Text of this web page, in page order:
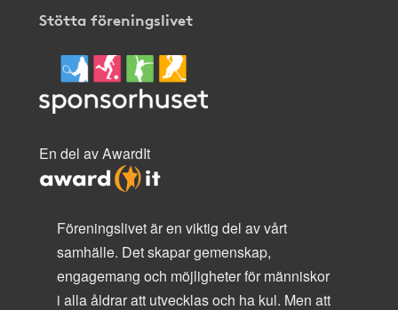
Stötta föreningslivet
En del av AwardIt
Föreningslivet är en viktig del av vårt
samhälle. Det skapar gemenskap,
engagemang och möjligheter för människor
i alla åldrar att utvecklas och ha kul. Men att